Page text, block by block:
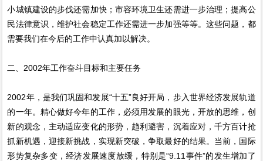
小城镇建设的步伐还需加快；市容环境卫生还需进一步治理；提高公
民法律意识，维护社会稳定工作还需进一步加强等等。这些问题，都
需要我们在今后的工作中认真加以解决。
二、2002年工作奋斗目标和主要任务
2002年，是我们巩固和发展“十五”良好开局，步入世界经济发展轨道
的一年。精心做好今年的工作，必须用发展的眼光，开放的思维，创
新的观念，主动适应变化的形势，趋利避害，沉着应对，千方百计抢
抓新机遇，迎接新挑战，实现新突破，争取最好的结果。当前，国际
形势复杂多变，经济发展速度放缓，特别是“9.11事件”的发生增加了